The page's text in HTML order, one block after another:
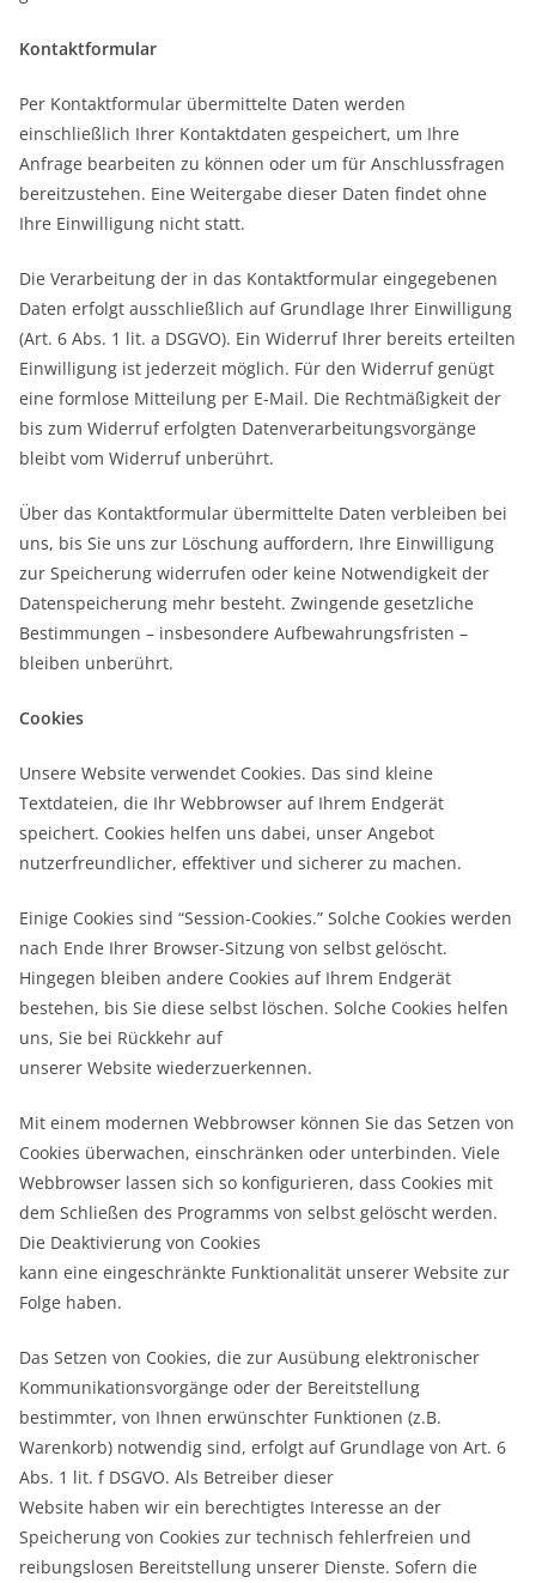
Kontaktformular
Per Kontaktformular übermittelte Daten werden
einschließlich Ihrer Kontaktdaten gespeichert, um Ihre
Anfrage bearbeiten zu können oder um für Anschlussfragen
bereitzustehen. Eine Weitergabe dieser Daten findet ohne
Ihre Einwilligung nicht statt.
Die Verarbeitung der in das Kontaktformular eingegebenen
Daten erfolgt ausschließlich auf Grundlage Ihrer Einwilligung
(Art. 6 Abs. 1 lit. a DSGVO). Ein Widerruf Ihrer bereits erteilten
Einwilligung ist jederzeit möglich. Für den Widerruf genügt
eine formlose Mitteilung per E-Mail. Die Rechtmäßigkeit der
bis zum Widerruf erfolgten Datenverarbeitungsvorgänge
bleibt vom Widerruf unberührt.
Über das Kontaktformular übermittelte Daten verbleiben bei
uns, bis Sie uns zur Löschung auffordern, Ihre Einwilligung
zur Speicherung widerrufen oder keine Notwendigkeit der
Datenspeicherung mehr besteht. Zwingende gesetzliche
Bestimmungen – insbesondere Aufbewahrungsfristen –
bleiben unberührt.
Cookies
Unsere Website verwendet Cookies. Das sind kleine
Textdateien, die Ihr Webbrowser auf Ihrem Endgerät
speichert. Cookies helfen uns dabei, unser Angebot
nutzerfreundlicher, effektiver und sicherer zu machen.
Einige Cookies sind “Session-Cookies.” Solche Cookies werden
nach Ende Ihrer Browser-Sitzung von selbst gelöscht.
Hingegen bleiben andere Cookies auf Ihrem Endgerät
bestehen, bis Sie diese selbst löschen. Solche Cookies helfen
uns, Sie bei Rückkehr auf
unserer Website wiederzuerkennen.
Mit einem modernen Webbrowser können Sie das Setzen von
Cookies überwachen, einschränken oder unterbinden. Viele
Webbrowser lassen sich so konfigurieren, dass Cookies mit
dem Schließen des Programms von selbst gelöscht werden.
Die Deaktivierung von Cookies
kann eine eingeschränkte Funktionalität unserer Website zur
Folge haben.
Das Setzen von Cookies, die zur Ausübung elektronischer
Kommunikationsvorgänge oder der Bereitstellung
bestimmter, von Ihnen erwünschter Funktionen (z.B.
Warenkorb) notwendig sind, erfolgt auf Grundlage von Art. 6
Abs. 1 lit. f DSGVO. Als Betreiber dieser
Website haben wir ein berechtigtes Interesse an der
Speicherung von Cookies zur technisch fehlerfreien und
reibungslosen Bereitstellung unserer Dienste. Sofern die